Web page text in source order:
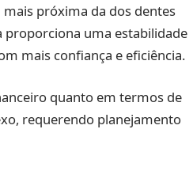
próxima da dos dentes
proporciona uma estabilidade
mais confiança e eficiência.
quanto em termos de
requerendo planejamento